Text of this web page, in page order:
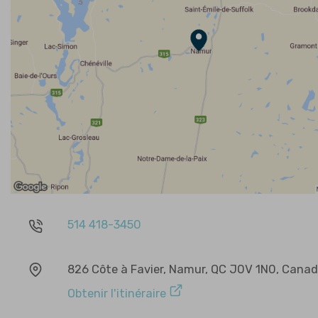
514 418-3450
826 Côte à Favier, Namur, QC J0V 1N0,
Obtenir l'itinéraire